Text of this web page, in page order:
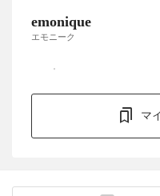
emonique
エモニーク
マ